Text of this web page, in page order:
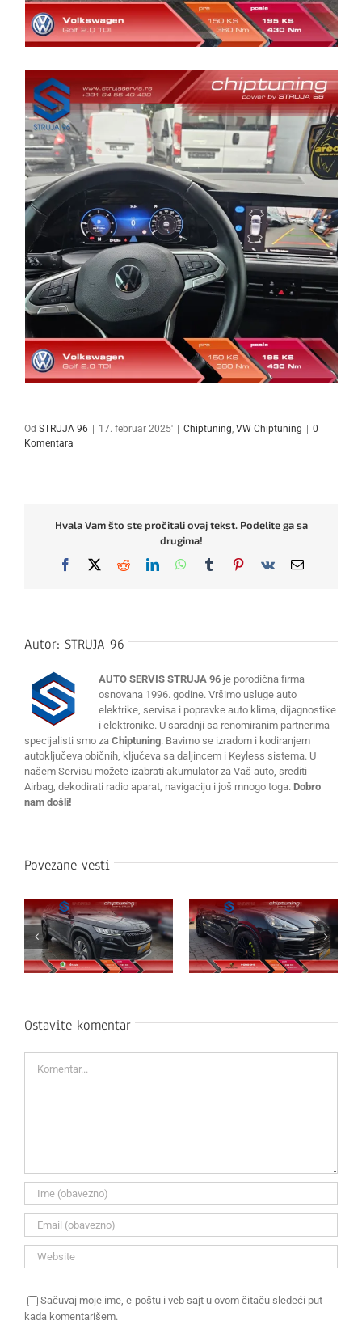
Od STRUJA 96 | 17. februar 2025' | Chiptuning VW Chiptuning | 0
Komentara
Hvala Vam što ste pročitali ovaj tekst. Podelite ga sa
drugima!
Facebook
X RedditLinkedInWhatsApp
TumblrPinterest
Vk Email
Autor: STRUJA 96
AUTO SERVIS STRUJA 96 je porodična firma
osnovana 1996. godine. Vršimo usluge auto
elektrike, servisa i popravke auto klima, dijagnostike
i elektronike. U saradnji sa renomiranim partnerima
specijalisti smo za Chiptuning. Bavimo se izradom i kodiranjem
autoključeva običnih, ključeva sa daljincem i Keyless sistema. U
našem Servisu možete izabrati akumulator za Vaš auto, srediti
Airbag, dekodirati radio aparat, navigaciju i još mnogo toga. Dobro
nam došli!
Povezane vesti
Ostavite komentar
Sačuvaj moje ime, e-poštu i veb sajt u ovom čitaču sledeći put
kada komentarišem.